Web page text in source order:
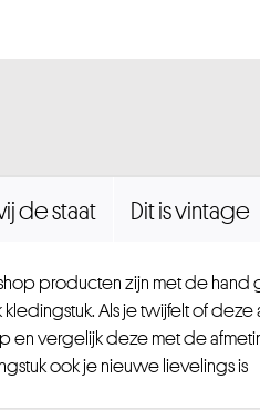
de staat Dit is vintage
producten zijn met de
Als je twijfelt of
en vergelijk deze met de
ook je nieuwe lievelings is